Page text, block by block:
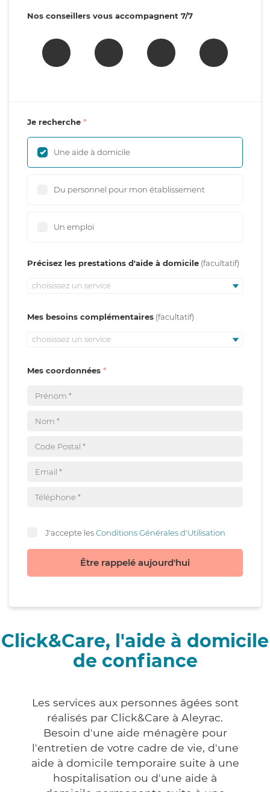
Nos conseillers vous accompagnent 7/7
Je recherche
Une aide à domicile
Du personnel pour mon établissement
Un emploi
Précisez les prestations d'aide à domicile
choisissez un service
Mes besoins complémentaires
choisissez un service
Mes coordonnées
J'accepte lesConditions Générales d'Utilisation
Être rappelé aujourd'hui
Click&Care, l'aide à domicile
de confiance
Les services aux personnes âgées sont
réalisés par Click&Care à Aleyrac.
Besoin d'une aide ménagère pour
l'entretien de votre cadre de vie, d'une
aide à domicile temporaire suite à une
hospitalisation ou d'une aide à